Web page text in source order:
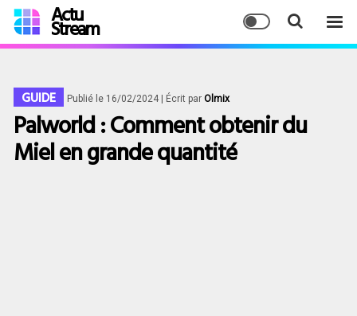
Actu
Stream
GUIDE Publié le 16/02/2024 | Écrit par Olmix
Palworld : Comment obtenir du
Miel en grande quantité